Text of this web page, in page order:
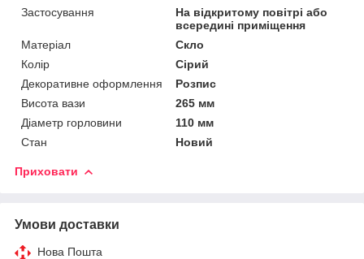
Застосування
На відкритому повітрі або
всередині приміщення
Матеріал
Скло
Колір
Сірий
Декоративне оформлення
Розпис
Висота вази
265 мм
Діаметр горловини
110 мм
Стан
Новий
Приховати
Умови доставки
Нова Пошта